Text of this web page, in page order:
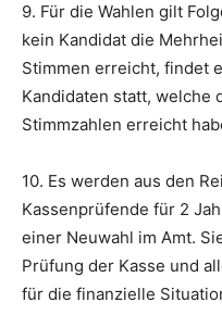
9. Für die Wahlen gilt
kein Kandidat die
Stimmen erreicht, findet
Kandidaten statt, welche
Stimmzahlen erreicht
10. Es werden aus den
Kassenprüfende für 2
einer Neuwahl im Amt.
Prüfung der Kasse und
für die finanzielle